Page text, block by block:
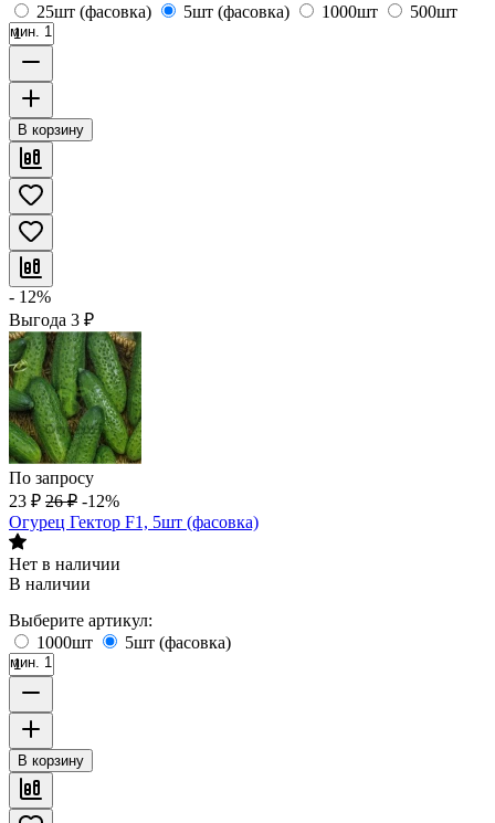
25шт (фасовка)
5шт (фасовка) 1000шт 500шт
мин. 1
В корзину
- 12%
Выгода 3 ₽
По запросу
23 ₽ 26 ₽ -12%
Огурец Гектор F1, 5шт (фасовка)
Нет в наличии
В наличии
Выберите артикул:
1000шт
5шт (фасовка)
мин. 1
В корзину